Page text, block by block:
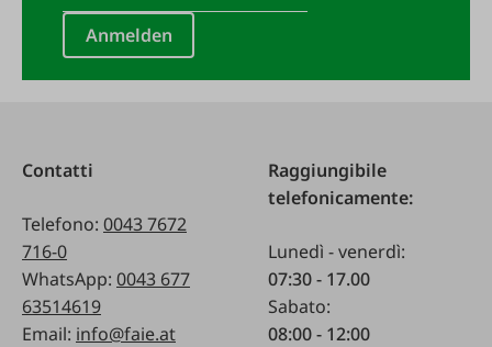
Anmelden
Contatti
Telefono: 0043 7672
716-0
WhatsApp: 0043 677
63514619
Email: info@faie.at
Raggiungibile
telefonicamente:
Lunedì - venerdì:
07:30 - 17.00
Sabato:
08:00 - 12:00